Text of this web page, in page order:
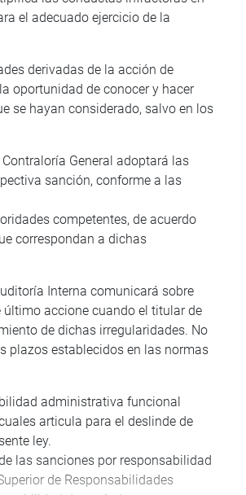
el adecuado ejercicio de la
derivadas de la acción de
oportunidad de conocer y hacer
se hayan considerado, salvo en los
General adoptará las
sanción, conforme a las
competentes, de acuerdo
correspondan a dichas
Interna comunicará sobre
accione cuando el titular de
de dichas irregularidades. No
plazos establecidos en las normas
administrativa funcional
articula para el deslinde de
ley.
las sanciones por responsabilidad
de Responsabilidades